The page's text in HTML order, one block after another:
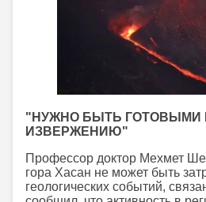
"НУЖНО БЫТЬ ГОТОВЫМИ
ИЗВЕРЖЕНИЮ"
Профессор доктор Мехмет
гора Хасан не может быть
геологических событий,